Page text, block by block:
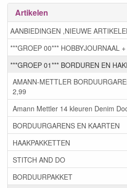
Artikelen
AANBIEDINGEN ,NIEUWE
***GROEP 00*** HOBBYJOURNAAL
***GROEP 01*** BORDUREN EN
AMANN-METTLER
2,99
Amann Mettler 14 kleuren Denim
BORDUURGARENS EN KAARTEN
HAAKPAKKETTEN
STITCH AND DO
BORDUURPAKKET